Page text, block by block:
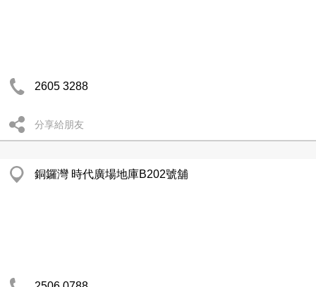
2605 3288
分享給朋友
銅鑼灣 時代廣場地庫B202號舖